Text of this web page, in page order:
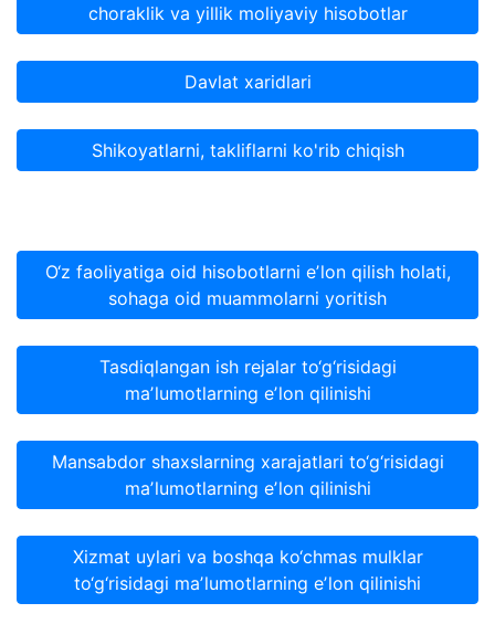
choraklik va yillik moliyaviy hisobotlar
Davlat xaridlari
Shikoyatlarni, takliflarni ko'rib chiqish
O‘z faoliyatiga oid hisobotlarni eʼlon qilish holati,
sohaga oid muammolarni yoritish
Tasdiqlangan ish rejalar to‘g‘risidagi
maʼlumotlarning eʼlon qilinishi
Mansabdor shaxslarning xarajatlari to‘g‘risidagi
maʼlumotlarning eʼlon qilinishi
Xizmat uylari va boshqa ko‘chmas mulklar
to‘g‘risidagi maʼlumotlarning eʼlon qilinishi